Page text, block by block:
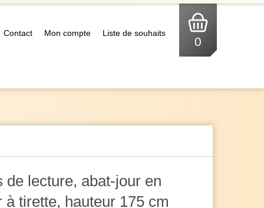
Contact Mon compte Liste de souhaits
0
de lecture, abat-jour en
tirette, hauteur 175 cm